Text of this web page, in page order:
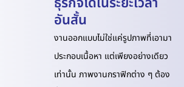
อันสั้น
งานออกแบบไม่ใช่แค่รูปภาพที่เอามา
ประกอบเนื้อหา แต่เพียงอย่างเดียว
เท่านั้น ภาพงานกราฟิกต่าง ๆ ต้อง